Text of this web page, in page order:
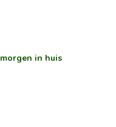
morgen in huis